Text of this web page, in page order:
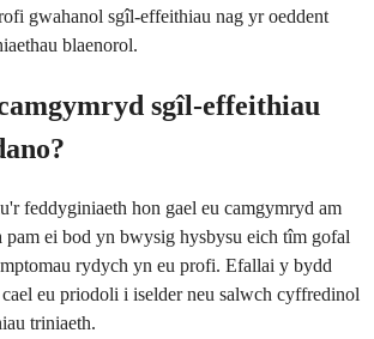
gwahanol sgîl-effeithiau nag yr oeddent
blaenorol.
sgîl-effeithiau
feddyginiaeth hon gael eu camgymryd am
ei bod yn bwysig hysbysu eich tîm gofal
rydych yn eu profi. Efallai y bydd
eu priodoli i iselder neu salwch cyffredinol
triniaeth.